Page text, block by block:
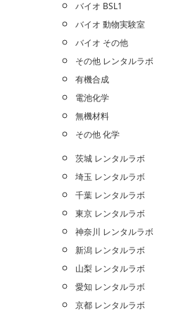
バイオ BSL1
バイオ 動物実験室
バイオ その他
その他 レンタルラボ
有機合成
電池化学
無機材料
その他 化学
茨城 レンタルラボ
埼玉 レンタルラボ
千葉 レンタルラボ
東京 レンタルラボ
神奈川 レンタルラボ
新潟 レンタルラボ
山梨 レンタルラボ
愛知 レンタルラボ
京都 レンタルラボ